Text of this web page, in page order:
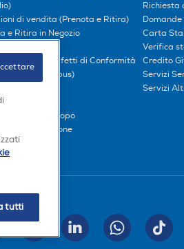
di vendita (Prenota e Ritira)
e Ritira in Negozio
di Recesso e Difetti di Conformità
e Sconti (Omnibus)
ora e paga dopo
e Installazione
Richiesta
Carta
Verifica
Credito
Servizi
Servizi
sui social
tutti